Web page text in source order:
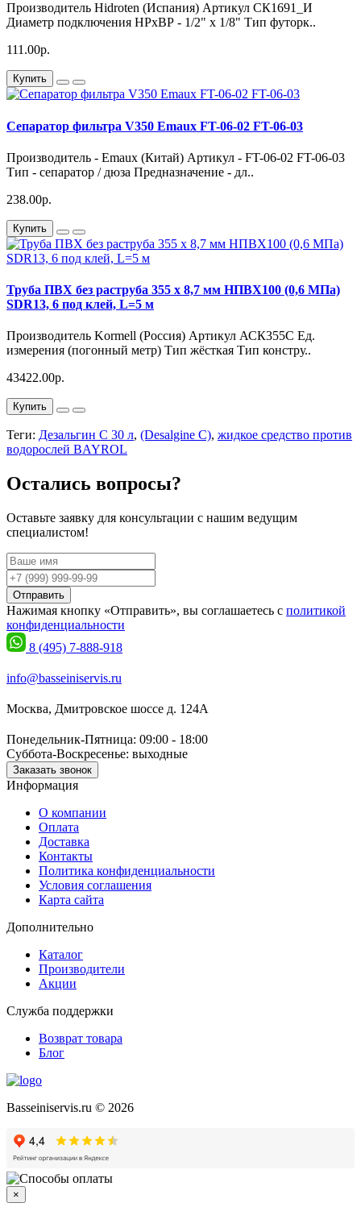
Производитель Hidroten (Испания) Артикул СК1691_И
Диаметр подключения НРхВР - 1/2" х 1/8" Тип футорк..
111.00р.
Купить
Сепаратор фильтра V350 Emaux FT-06-02 FT-06-03
Производитель - Emaux (Китай) Артикул - FT-06-02 FT-06-03
Тип - сепаратор / дюза Предназначение - дл..
238.00р.
Купить
Труба ПВХ без раструба 355 х 8,7 мм НПВХ100 (0,6 МПа)
SDR13, 6 под клей, L=5 м
Производитель Kormell (Россия) Артикул АСК355С Ед.
измерения (погонный метр) Тип жёсткая Тип констру..
43422.00р.
Купить
Теги: Дезальгин С 30 л, (Desalgine С), жидкое средство против
водорослей BAYROL
Остались вопросы?
Оставьте заявку для консультации с нашим ведущим
специалистом!
Отправить
Нажимая кнопку «Отправить», вы соглашаетесь с политикой
конфиденциальности
8 (495) 7-888-918
info@basseiniservis.ru
Москва, Дмитровское шоссе д. 124А
Понедельник-Пятница: 09:00 - 18:00
Суббота-Воскресенье: выходные
Заказать звонок
Информация
О компании
Оплата
Доставка
Контакты
Политика конфиденциальности
Условия соглашения
Карта сайта
Дополнительно
Каталог
Производители
Акции
Служба поддержки
Возврат товара
Блог
Basseiniservis.ru © 2026
×